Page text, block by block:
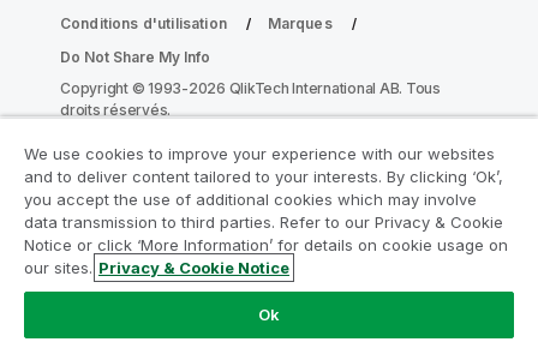
Conditions d'utilisation
Marques
Do Not Share My Info
Copyright © 1993-2026 QlikTech International AB. Tous
droits réservés.
Rejoignez le Programme de
modernisation analytique
Modernisez votre système sans compromettre vos
précieuses applications QlikView grâce au Programme
de modernisation analytique.
We use cookies to improve your experience with our websites
and to deliver content tailored to your interests. By clicking ‘Ok’,
you accept the use of additional cookies which may involve
data transmission to third parties. Refer to our Privacy & Cookie
Notice or click ‘More Information’ for details on cookie usage on
our sites. Privacy & Cookie Notice
Ok